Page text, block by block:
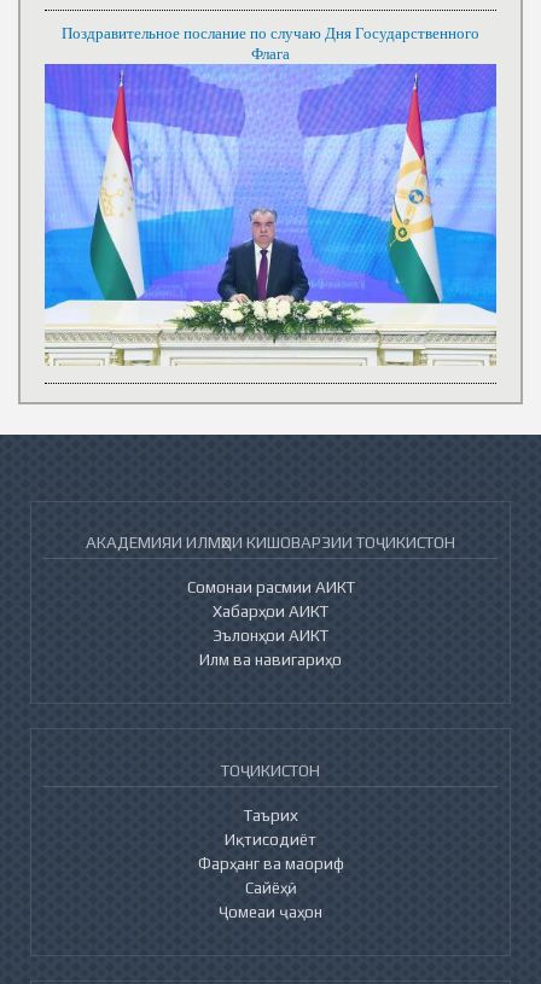
Поздравительное послание по случаю Дня Государственного
Флага
АКАДЕМИЯИ ИЛМҲОИ КИШОВАРЗИИ ТОҶИКИСТОН
Сомонаи расмии АИКТ
Хабарҳои АИКТ
Эълонҳои АИКТ
Илм ва навигариҳо
ТОҶИКИСТОН
Таърих
Иқтисодиёт
Фарҳанг ва маориф
Сайёҳӣ
Ҷомеаи ҷаҳон